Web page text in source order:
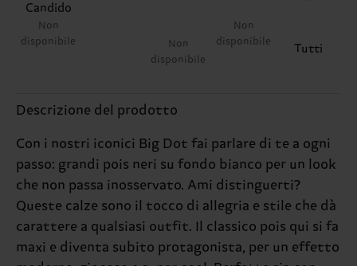
Candido
Non
disponibile
Non
disponibile
Non
disponibile
Tutti
Descrizione del prodotto
Con i nostri iconici Big Dot fai parlare di te a ogni
passo: grandi pois neri su fondo bianco per un look
che non passa inosservato. Ami distinguerti?
Queste calze sono il tocco di allegria e stile che dà
carattere a qualsiasi outfit. Il classico pois qui si fa
maxi e diventa subito protagonista, per un effetto